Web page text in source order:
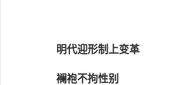
明代迎形制上变革
襕袍不拘性别